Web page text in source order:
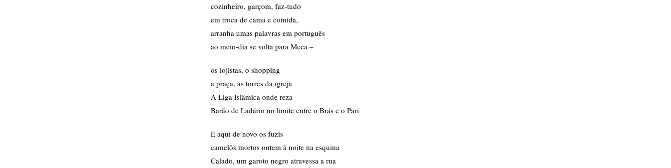
cozinheiro, garçom, faz-tudo
em troca de cama e comida,
arranha umas palavras em português
ao meio-dia se volta para Meca –
os lojistas, o shopping
a praça, as torres da igreja
A Liga Islâmica onde reza
Barão de Ladário no limite entre o Brás e o Pari
E aqui de novo os fuzis
camelôs mortos ontem à noite na esquina
Calado, um garoto negro atravessa a rua